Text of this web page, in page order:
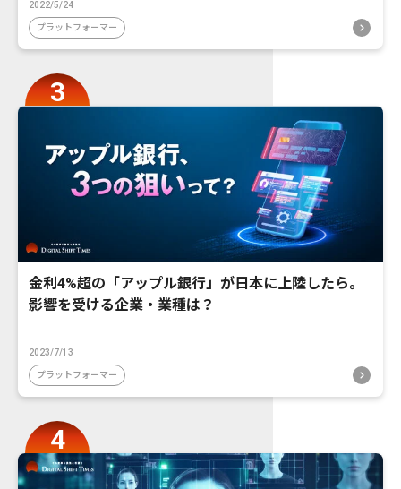
2022/5/24
プラットフォーマー
金利4%超の「アップル銀行」が日本に上陸したら。
影響を受ける企業・業種は？
2023/7/13
プラットフォーマー